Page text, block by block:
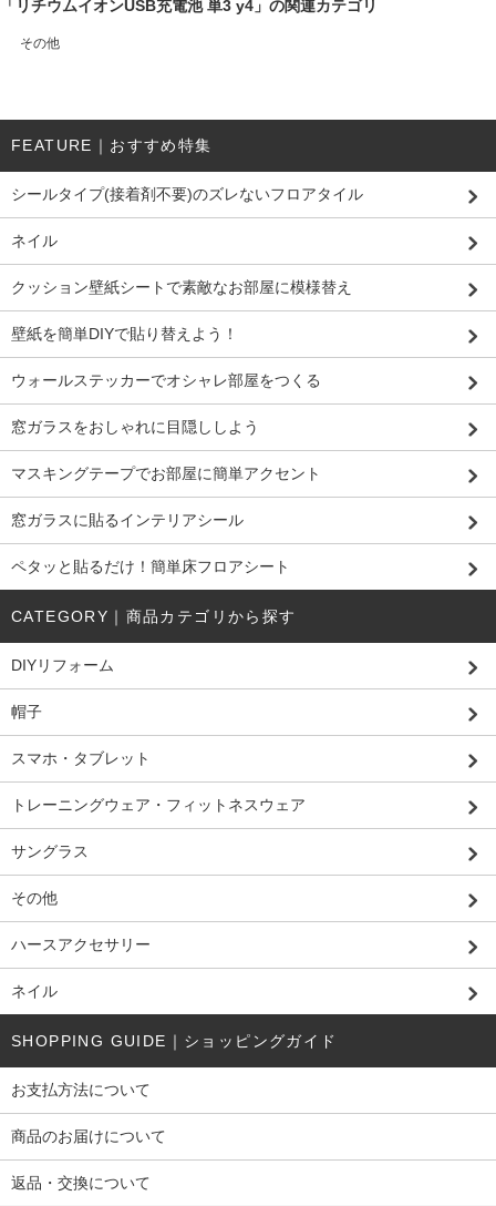
「リチウムイオンUSB充電池 単3 y4」の関連カテゴリ
その他
FEATURE｜おすすめ特集
シールタイプ(接着剤不要)のズレないフロアタイル
ネイル
クッション壁紙シートで素敵なお部屋に模様替え
壁紙を簡単DIYで貼り替えよう！
ウォールステッカーでオシャレ部屋をつくる
窓ガラスをおしゃれに目隠ししよう
マスキングテープでお部屋に簡単アクセント
窓ガラスに貼るインテリアシール
ペタッと貼るだけ！簡単床フロアシート
CATEGORY｜商品カテゴリから探す
DIYリフォーム
帽子
スマホ・タブレット
トレーニングウェア・フィットネスウェア
サングラス
その他
ハースアクセサリー
ネイル
SHOPPING GUIDE｜ショッピングガイド
お支払方法について
商品のお届けについて
返品・交換について